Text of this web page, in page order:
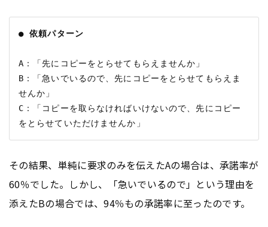
● 依頼パターン
A：「先にコピーをとらせてもらえませんか」
B：「急いでいるので、先にコピーをとらせてもらえま
せんか」
C：「コピーを取らなければいけないので、先にコピー
その結果、単純に要求のみを伝えたAの場合は、承諾率が
60％でした。しかし、「急いでいるので」という理由を
添えたBの場合では、94％もの承諾率に至ったのです。